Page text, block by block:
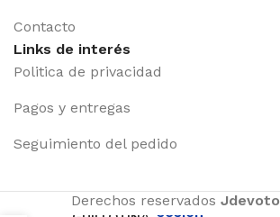
Contacto
Links de interés
Politica de privacidad
Pagos y entregas
Seguimiento del pedido
Derechos reservados Jdevoto
Iniciar
sesión